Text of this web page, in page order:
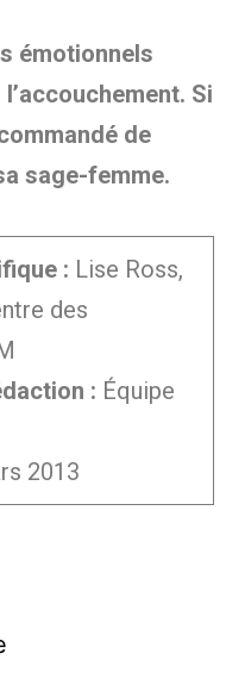
émotionnels
Si
de
sage-femme.
: Lise Ross,
des
: Équipe
2013